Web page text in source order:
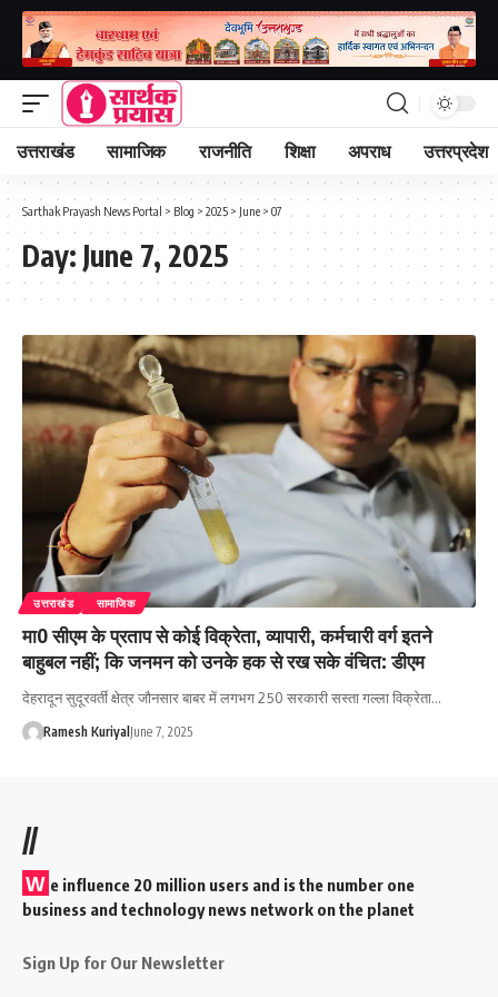
उत्तराखंड सामाजिक राजनीति शिक्षा अपराध उत्तरप्रदेश
Sarthak Prayash News Portal > Blog > 2025 > June > 07
Day: June 7, 2025
उत्तराखंड सामाजिक
मा0 सीएम के प्रताप से कोई विक्रेता, व्यापारी, कर्मचारी वर्ग इतने
बाहुबल नहीं; कि जनमन को उनके हक से रख सके वंचित: डीएम
देहरादून सुदूरवर्ती क्षेत्र जौनसार बाबर में लगभग 250 सरकारी सस्ता गल्ला विक्रेता…
Ramesh Kuriyal June 7, 2025
//
W e influence 20 million users and is the number one
business and technology news network on the planet
Sign Up for Our Newsletter